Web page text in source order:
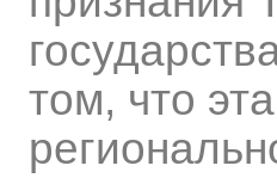
том, что